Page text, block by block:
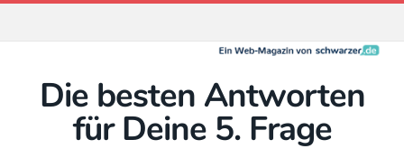
Die besten Antworten
für Deine 5. Frage